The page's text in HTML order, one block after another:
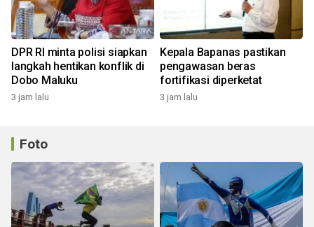
DPR RI minta polisi siapkan
langkah hentikan konflik di
Dobo Maluku
3 jam lalu
Kepala Bapanas pastikan
pengawasan beras
fortifikasi diperketat
3 jam lalu
Foto